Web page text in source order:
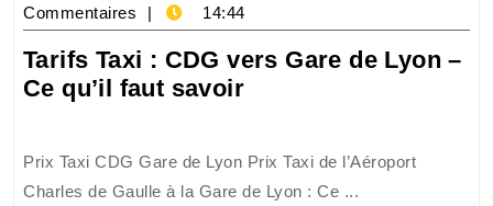
novembre
2025
Commentaires
14:44
Tarifs Taxi : CDG vers Gare de Lyon –
Ce qu’il faut savoirTarifs
CDG
Prix Taxi CDG Gare de Lyon Prix Taxi de l’Aéroport
Charles de Gaulle à la Gare de Lyon : Ce ...